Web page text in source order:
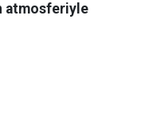
atmosferiyle